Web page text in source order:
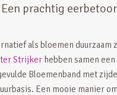
prachtig
als bloemen duurzaam
Strijker hebben samen
Bloemenband met
Een mooie manier